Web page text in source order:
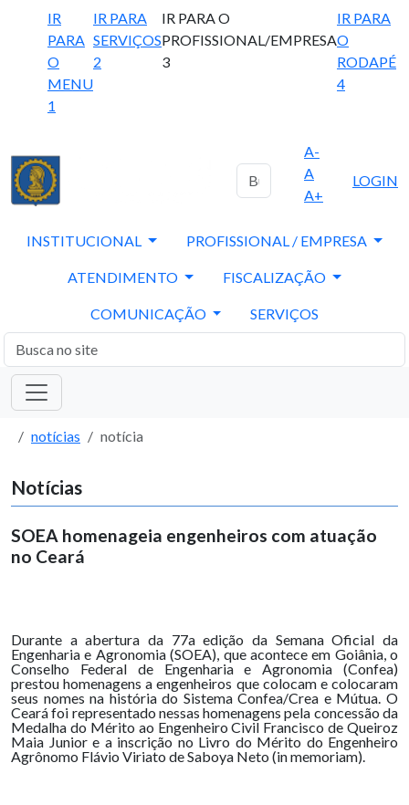
IR
PARA
O
MENU
1
IR PARA
SERVIÇOS
2
IR PARA O
PROFISSIONAL/EMPRESA
3
IR PARA
O
RODAPÉ
4
A-
A
A+
LOGIN
INSTITUCIONAL PROFISSIONAL / EMPRESA
ATENDIMENTO FISCALIZAÇÃO
COMUNICAÇÃO SERVIÇOS
notícias notícia
Notícias
SOEA homenageia engenheiros com atuação
no Ceará
Durante a abertura da 77a edição da Semana Oficial da
Engenharia e Agronomia (SOEA), que acontece em Goiânia, o
Conselho Federal de Engenharia e Agronomia (Confea)
prestou homenagens a engenheiros que colocam e colocaram
seus nomes na história do Sistema Confea/Crea e Mútua. O
Ceará foi representado nessas homenagens pela concessão da
Medalha do Mérito ao Engenheiro Civil Francisco de Queiroz
Maia Junior e a inscrição no Livro do Mérito do Engenheiro
Agrônomo Flávio Viriato de Saboya Neto (in memoriam).